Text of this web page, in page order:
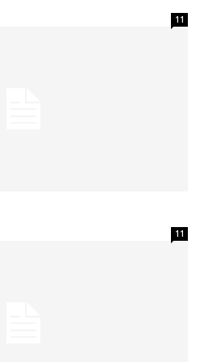
11
11